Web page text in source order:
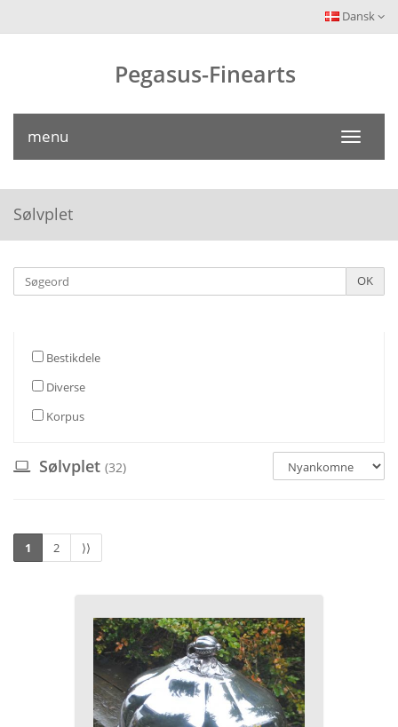
Dansk
Pegasus-Finearts
Toggle
menu
Sølvplet
Søgeord OK
Bestikdele
Diverse
Korpus
Sølvplet (32)
1 2 ⟩⟩